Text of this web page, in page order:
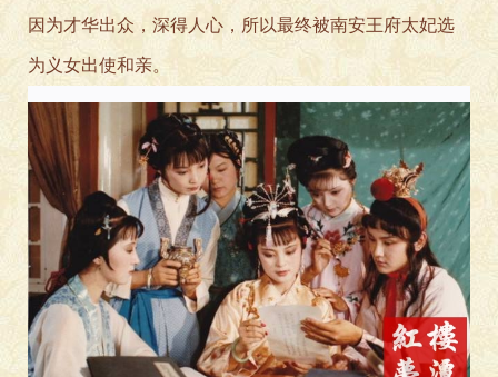
因为才华出众，深得人心，所以最终被南安王府太妃选
为义女出使和亲。